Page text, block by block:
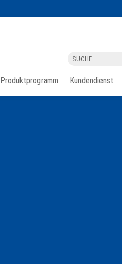
Produktprogramm Kundendienst